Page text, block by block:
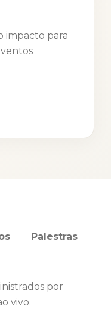
impacto para
Palestras
por
vivo.